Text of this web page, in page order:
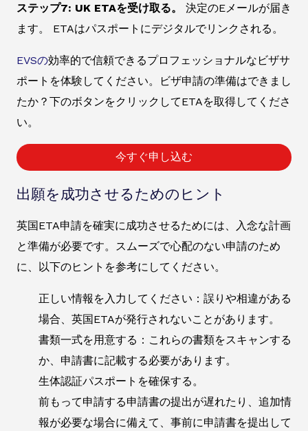
ステップ7: UK ETAを受け取る。
決定のEメールが届き
ます。 ETAはパスポートにデジタルでリンクされる。
EVSの効率的で信頼できるプロフェッショナルなビザサ
ポートを体験してください。ビザ申請の準備はできまし
たか？下のボタンをクリックしてETAを取得してくださ
い。
今すぐ申し込む
出願を成功させるためのヒント
英国ETA申請を確実に成功させるためには、入念な計画
と準備が必要です。スムーズで心配のない申請のため
に、以下のヒントを参考にしてください。
正しい情報を入力してください：誤りや相違がある
場合、英国ETAが発行されないことがあります。
書類一式を用意する：これらの書類をスキャンする
か、申請書に記載する必要があります。
生体認証パスポートを確保する。
前もって申請する申請書の提出が遅れたり、追加情
報が必要な場合に備えて、事前に申請書を提出して